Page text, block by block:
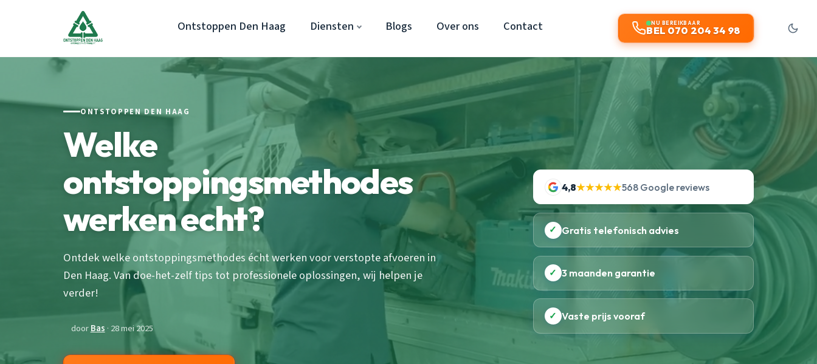
Ontstoppen Den Haag Diensten Blogs Over ons Contact NU BEREIKBAAR
BEL 070 204 34 98
ONTSTOPPEN DEN HAAG
Welke
ontstoppingsmethodes
werken echt?
Ontdek welke ontstoppingsmethodes écht werken voor verstopte afvoeren in
Den Haag. Van doe-het-zelf tips tot professionele oplossingen, wij helpen je
verder!
doorBas · 28 mei 2025
4,8★★★★★568 Google reviews
✓ Gratis telefonisch advies
✓ 3 maanden garantie
✓ Vaste prijs vooraf